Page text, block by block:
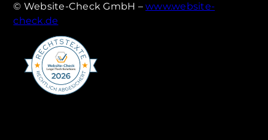
© Website-Check GmbH –www.website-
check.de